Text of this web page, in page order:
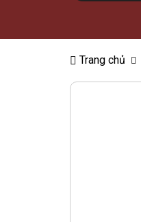
Trang chủ